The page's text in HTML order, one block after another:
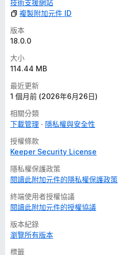
技術支援網站
複製附加元件 ID
版本
18.0.0
大小
114.44 MB
最近更新
1 個月前 (2026年6月26日)
相關分類
下載管理
隱私權與安全性
授權條款
Keeper Security License
隱私權保護政策
閱讀此附加元件的隱私權保護政策
終端使用者授權協議
閱讀此附加元件的授權協議
版本紀錄
瀏覽所有版本
標籤